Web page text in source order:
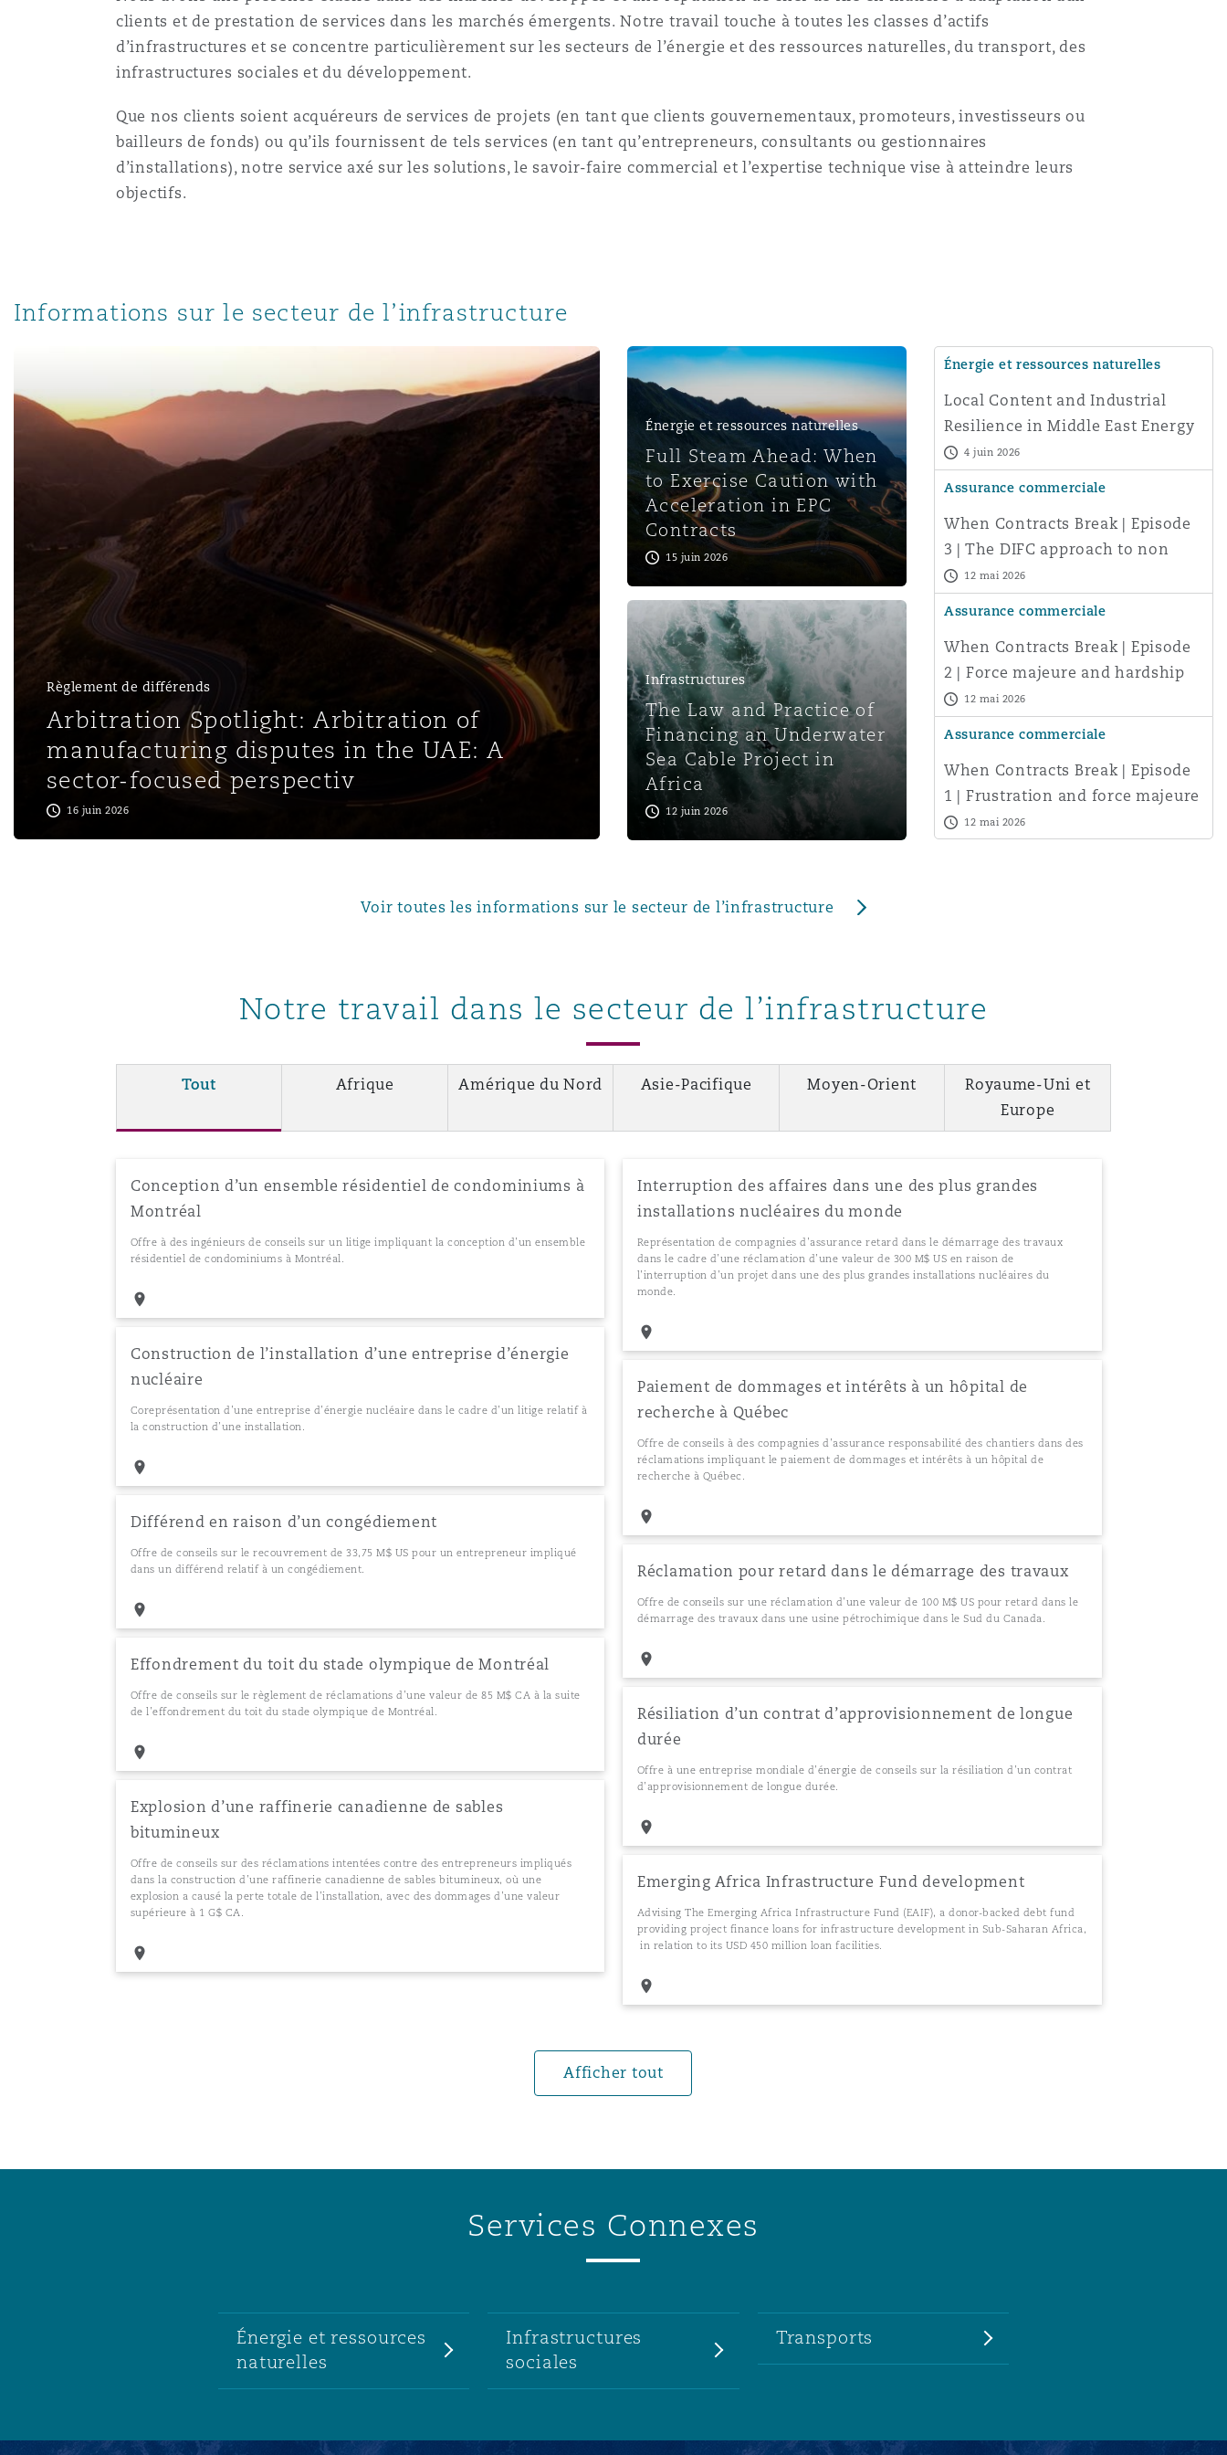
Couverture d’assurance
Entretien, réparation et remise en état
Droit aérien commercial non
contentieux
Satellites et espace
Technologie, externalisation et données
Soins de santé
Couverture d’assurance
Assurance biens
Réassurance
Assurance spécialisée
New York
Orange County
San Francisco
Toronto
Vancouver
Washington (D. C.)
Glasgow, G1 Building
Liverpool
Londres, The St Botolph Building
Manchester, 2 New Bailey
Munich
Paris
clients et de prestation de services dans les marchés émergents. Notre travail touche à toutes les classes d’actifs
d’infrastructures et se concentre particulièrement sur les secteurs de l’énergie et des ressources naturelles, du transport, des
infrastructures sociales et du développement.
Que nos clients soient acquéreurs de services de projets (en tant que clients gouvernementaux, promoteurs, investisseurs ou
bailleurs de fonds) ou qu’ils fournissent de tels services (en tant qu’entrepreneurs, consultants ou gestionnaires
d’installations), notre service axé sur les solutions, le savoir-faire commercial et l’expertise technique vise à atteindre leurs
objectifs.
Informations sur le secteur de l’infrastructure
Règlement de différends
Arbitration Spotlight: Arbitration of
manufacturing disputes in the UAE: A
sector-focused perspectiv
16 juin 2026
Énergie et ressources naturelles
Full Steam Ahead: When
to Exercise Caution with
Acceleration in EPC
Contracts
15 juin 2026
Infrastructures
The Law and Practice of
Financing an Underwater
Sea Cable Project in
Africa
12 juin 2026
Énergie et ressources naturelles
Local Content and Industrial
Resilience in Middle East Energy
Projects
4 juin 2026
Assurance commerciale
When Contracts Break | Episode
3 | The DIFC approach to non
performance – and practical
12 mai 2026
Assurance commerciale
When Contracts Break | Episode
2 | Force majeure and hardship
under UAE and Saudi law: when
12 mai 2026
Assurance commerciale
When Contracts Break | Episode
1 | Frustration and force majeure
under English law: limits, risks
12 mai 2026
Voir toutes les informations sur le secteur de l’infrastructure
Notre travail dans le secteur de l’infrastructure
Tout Afrique Amérique du Nord Asie-Pacifique Moyen-Orient
Royaume-Uni et
Europe
Conception d’un ensemble résidentiel de condominiums à
Montréal
Offre à des ingénieurs de conseils sur un litige impliquant la conception d’un ensemble
résidentiel de condominiums à Montréal.
Construction de l’installation d’une entreprise d’énergie
nucléaire
Coreprésentation d’une entreprise d’énergie nucléaire dans le cadre d’un litige relatif à
la construction d’une installation.
Différend en raison d’un congédiement
Offre de conseils sur le recouvrement de 33,75 M$ US pour un entrepreneur impliqué
dans un différend relatif à un congédiement.
Effondrement du toit du stade olympique de Montréal
Offre de conseils sur le règlement de réclamations d’une valeur de 85 M$ CA à la suite
de l’effondrement du toit du stade olympique de Montréal.
Explosion d’une raffinerie canadienne de sables
bitumineux
Offre de conseils sur des réclamations intentées contre des entrepreneurs impliqués
dans la construction d’une raffinerie canadienne de sables bitumineux, où une
explosion a causé la perte totale de l’installation, avec des dommages d’une valeur
supérieure à 1 G$ CA.
Interruption des affaires dans une des plus grandes
installations nucléaires du monde
Représentation de compagnies d’assurance retard dans le démarrage des travaux
dans le cadre d’une réclamation d’une valeur de 300 M$ US en raison de
l’interruption d’un projet dans une des plus grandes installations nucléaires du
monde.
Paiement de dommages et intérêts à un hôpital de
recherche à Québec
Offre de conseils à des compagnies d’assurance responsabilité des chantiers dans des
réclamations impliquant le paiement de dommages et intérêts à un hôpital de
recherche à Québec.
Réclamation pour retard dans le démarrage des travaux
Offre de conseils sur une réclamation d’une valeur de 100 M$ US pour retard dans le
démarrage des travaux dans une usine pétrochimique dans le Sud du Canada.
Résiliation d’un contrat d’approvisionnement de longue
durée
Offre à une entreprise mondiale d’énergie de conseils sur la résiliation d’un contrat
d’approvisionnement de longue durée.
Emerging Africa Infrastructure Fund development
Advising The Emerging Africa Infrastructure Fund (EAIF), a donor-backed debt fund
providing project finance loans for infrastructure development in Sub-Saharan Africa,
in relation to its USD 450 million loan facilities.
Afficher tout
Services Connexes
Énergie et ressources
naturelles
Infrastructures
sociales
Transports